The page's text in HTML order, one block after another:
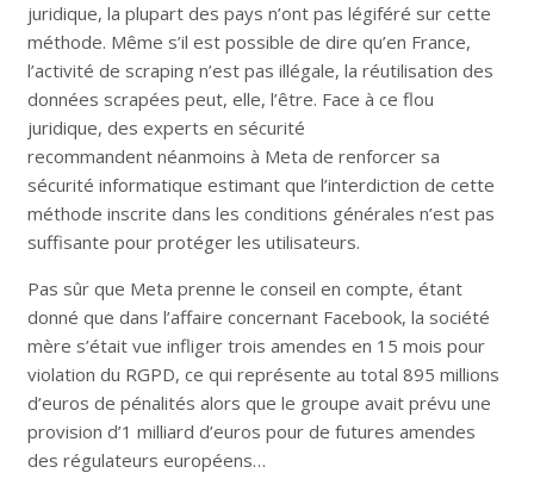
juridique, la plupart des pays n’ont pas légiféré sur cette
méthode. Même s’il est possible de dire qu’en France,
l’activité de scraping n’est pas illégale, la réutilisation des
données scrapées peut, elle, l’être. Face à ce flou
juridique, des experts en sécurité
recommandent néanmoins à Meta de renforcer sa
sécurité informatique estimant que l’interdiction de cette
méthode inscrite dans les conditions générales n’est pas
suffisante pour protéger les utilisateurs.
Pas sûr que Meta prenne le conseil en compte, étant
donné que dans l’affaire concernant Facebook, la société
mère s’était vue infliger trois amendes en 15 mois pour
violation du RGPD, ce qui représente au total 895 millions
d’euros de pénalités alors que le groupe avait prévu une
provision d’1 milliard d’euros pour de futures amendes
des régulateurs européens…